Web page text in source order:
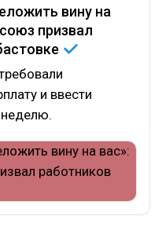
вину на
призвал
и ввести